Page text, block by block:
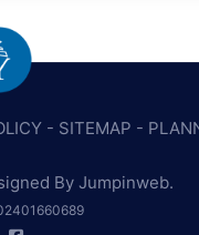
- SITEMAP -
By Jumpinweb.